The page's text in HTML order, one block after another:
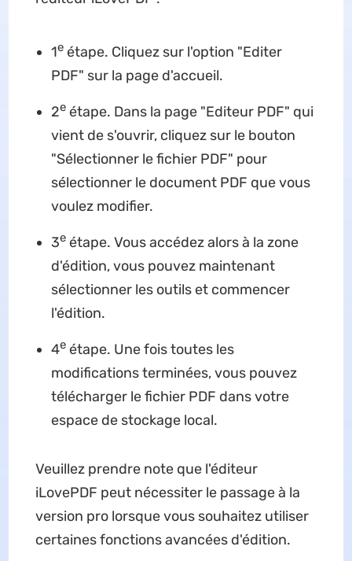
1eétape. Cliquez sur l'option "Editer
PDF" sur la page d'accueil.
2eétape. Dans la page "Editeur PDF" qui
vient de s'ouvrir, cliquez sur le bouton
"Sélectionner le fichier PDF" pour
sélectionner le document PDF que vous
voulez modifier.
3eétape. Vous accédez alors à la zone
d'édition, vous pouvez maintenant
sélectionner les outils et commencer
l'édition.
4eétape. Une fois toutes les
modifications terminées, vous pouvez
télécharger le fichier PDF dans votre
espace de stockage local.
Veuillez prendre note que l'éditeur
iLovePDF peut nécessiter le passage à la
version pro lorsque vous souhaitez utiliser
certaines fonctions avancées d'édition.